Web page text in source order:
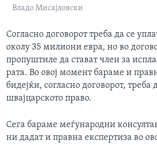
Владо Мисајловски
Согласно договорот треба да се
околу 35 милиони евра, но во
пропуштиле да стават член за
рата. Во овој момент бараме и
бидејќи, согласно договорот, треба
швајцарското право.
Сега бараме меѓународни
ни дадат и правна експертиза во